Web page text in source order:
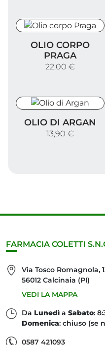
OLIO CORPO
PRAGA
22,00 €
OLIO DI ARGAN
13,90 €
FARMACIA COLETTI
Via Tosco Romagnola,
56012 Calcinaia (PI)
VEDI LA MAPPA
Da Lunedì a Sabato:
Domenica: chiuso (se
0587 421093